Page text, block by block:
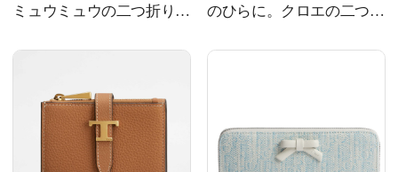
ミュウミュウの二つ折り財
のひらに。クロエの二つ折